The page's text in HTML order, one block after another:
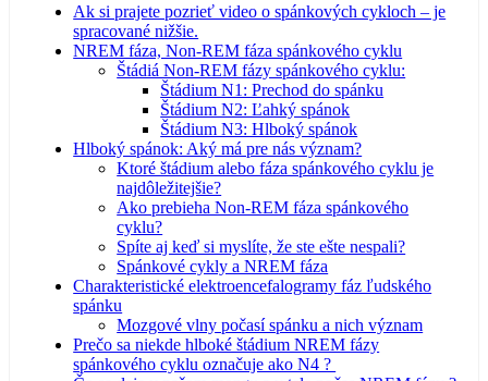
Ak si prajete pozrieť video o spánkových cykloch – je
spracované nižšie.
NREM fáza, Non-REM fáza spánkového cyklu
Štádiá Non-REM fázy spánkového cyklu:
Štádium N1: Prechod do spánku
Štádium N2: Ľahký spánok
Štádium N3: Hlboký spánok
Hlboký spánok: Aký má pre nás význam?
Ktoré štádium alebo fáza spánkového cyklu je
najdôležitejšie?
Ako prebieha Non-REM fáza spánkového
cyklu?
Spíte aj keď si myslíte, že ste ešte nespali?
Spánkové cykly a NREM fáza
Charakteristické elektroencefalogramy fáz ľudského
spánku
Mozgové vlny počasí spánku a nich význam
Prečo sa niekde hlboké štádium NREM fázy
spánkového cyklu označuje ako N4 ?